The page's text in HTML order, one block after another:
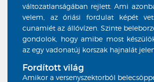
változatlanságában rejlett. Ami
velem, az óriási fordulat képét
cunamiét az állóvízen. Szinte
gondolok, hogy amibe most
az egy vadonatúj korszak hajnalát
Fordított világ
Amikor a versenyszektorból